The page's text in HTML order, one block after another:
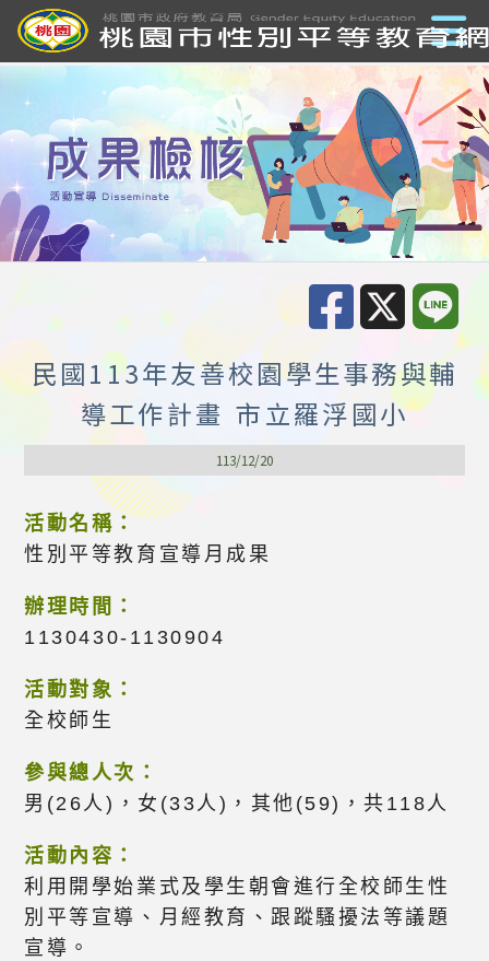
民國113年友善校園學生事務與輔
導工作計畫 市立羅浮國小
113/12/20
活動名稱：
性別平等教育宣導月成果
辦理時間：
1130430-1130904
活動對象：
全校師生
參與總人次：
男(26人)，女(33人)，其他(59)，共118人
活動內容：
利用開學始業式及學生朝會進行全校師生性
別平等宣導、月經教育、跟蹤騷擾法等議題
宣導。